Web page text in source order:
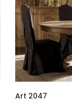
Art 2047